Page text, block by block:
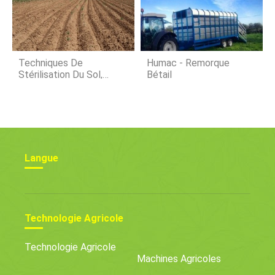
Techniques De
Stérilisation Du Sol,
Humac - Remorque
Bétail
Langue
Technologie Agricole
Technologie Agricole
Machines Agricoles